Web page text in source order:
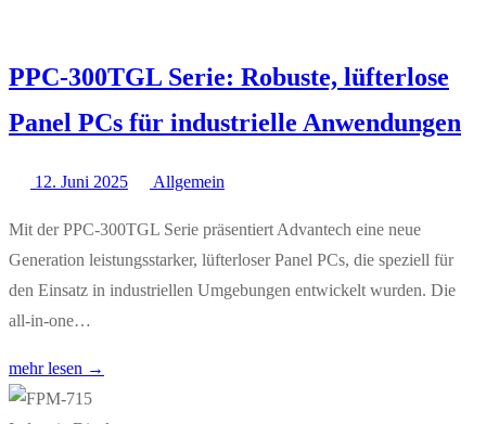
PPC-300TGL Serie: Robuste, lüfterlose
Panel PCs für industrielle Anwendungen
12. Juni 2025 Allgemein
Mit der PPC-300TGL Serie präsentiert Advantech eine neue
Generation leistungsstarker, lüfterloser Panel PCs, die speziell für
den Einsatz in industriellen Umgebungen entwickelt wurden. Die
all-in-one…
mehr lesen →